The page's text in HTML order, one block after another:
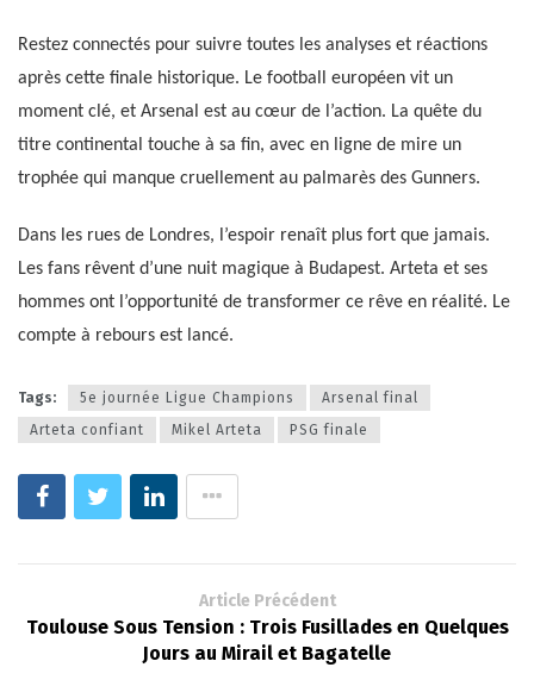
Restez connectés pour suivre toutes les analyses et réactions
après cette finale historique. Le football européen vit un
moment clé, et Arsenal est au cœur de l’action. La quête du
titre continental touche à sa fin, avec en ligne de mire un
trophée qui manque cruellement au palmarès des Gunners.
Dans les rues de Londres, l’espoir renaît plus fort que jamais.
Les fans rêvent d’une nuit magique à Budapest. Arteta et ses
hommes ont l’opportunité de transformer ce rêve en réalité. Le
compte à rebours est lancé.
Tags: 5e journée Ligue Champions
Arsenal final
Arteta confiant
Mikel Arteta PSG finale
Article Précédent
Toulouse Sous Tension : Trois Fusillades en Quelques
Jours au Mirail et Bagatelle